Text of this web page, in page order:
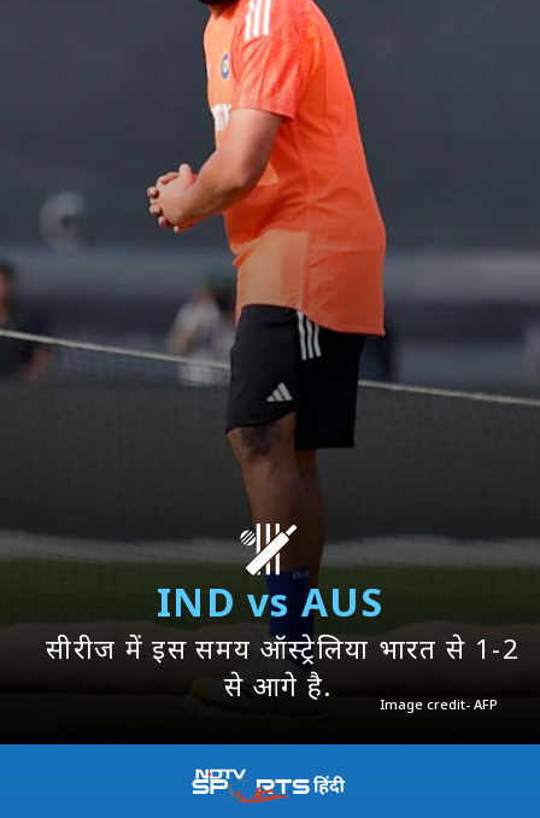
Image credit- AFP
IND vs AUS
सीरीज में इस समय ऑस्ट्रेलिया भारत से 1-2
से आगे है.